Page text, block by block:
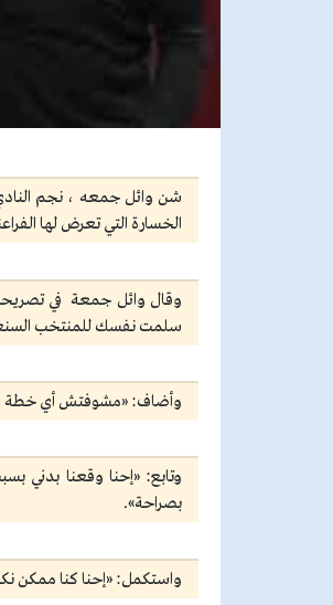
شن وائل جمعه ، نجم
الخسارة التي تعرض لها
وقال وائل جمعة في
سلمت نفسك للمنتخب
وأضاف: «مشوفتش أي خطة
وتابع: «إحنا وقعنا بدني
بصراحة».
واستكمل: «إحنا كنا ممكن